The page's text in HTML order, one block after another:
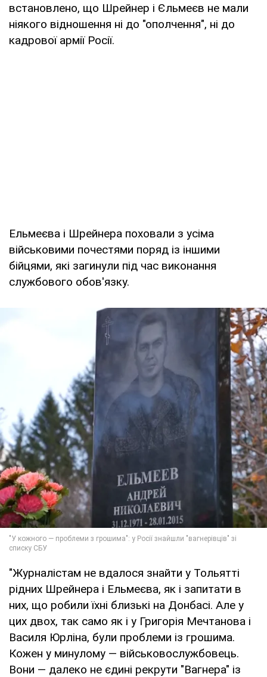
встановлено, що Шрейнер і Єльмеєв не мали
ніякого відношення ні до "ополчення", ні до
кадрової армії Росії.
Ельмеєва і Шрейнера поховали з усіма
військовими почестями поряд із іншими
бійцями, які загинули під час виконання
службового обов'язку.
"Журналістам не вдалося знайти у Тольятті
рідних Шрейнера і Ельмеєва, як і запитати в
них, що робили їхні близькі на Донбасі. Але у
цих двох, так само як і у Григорія Мечтанова і
Василя Юрліна, були проблеми із грошима.
Кожен у минулому — військовослужбовець.
Вони — далеко не єдині рекрути "Вагнера" ​​із